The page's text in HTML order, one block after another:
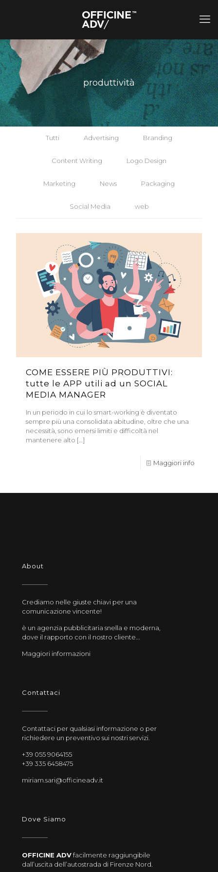
produttività
Tutti Advertising Branding
Content Writing Logo Design
Marketing News Packaging
Social Media web
COME ESSERE PIÙ PRODUTTIVI:
tutte le APP utili ad un SOCIAL
MEDIA MANAGER
In un periodo in cui lo smart-working è diventato
sempre più una consolidata abitudine, oltre che una
necessità, sono emersi limiti e difficoltà nel
mantenere alto […]
Maggiori info
About
Crediamo nelle giuste chiavi per una
comunicazione vincente!
è un agenzia pubblicitaria snella e moderna,
dove il rapporto con il nostro cliente...
Maggiori informazioni
Contattaci
Contattaci per qualsiasi informazione o per
richiedere un preventivo sui nostri servizi.
+39 055 9064155
+39 335 6458475
miriam.sari@officineadv.it
Dove Siamo
OFFICINE ADVfacilmente raggiungibile
dall’uscita dell’autostrada di Firenze Nord.